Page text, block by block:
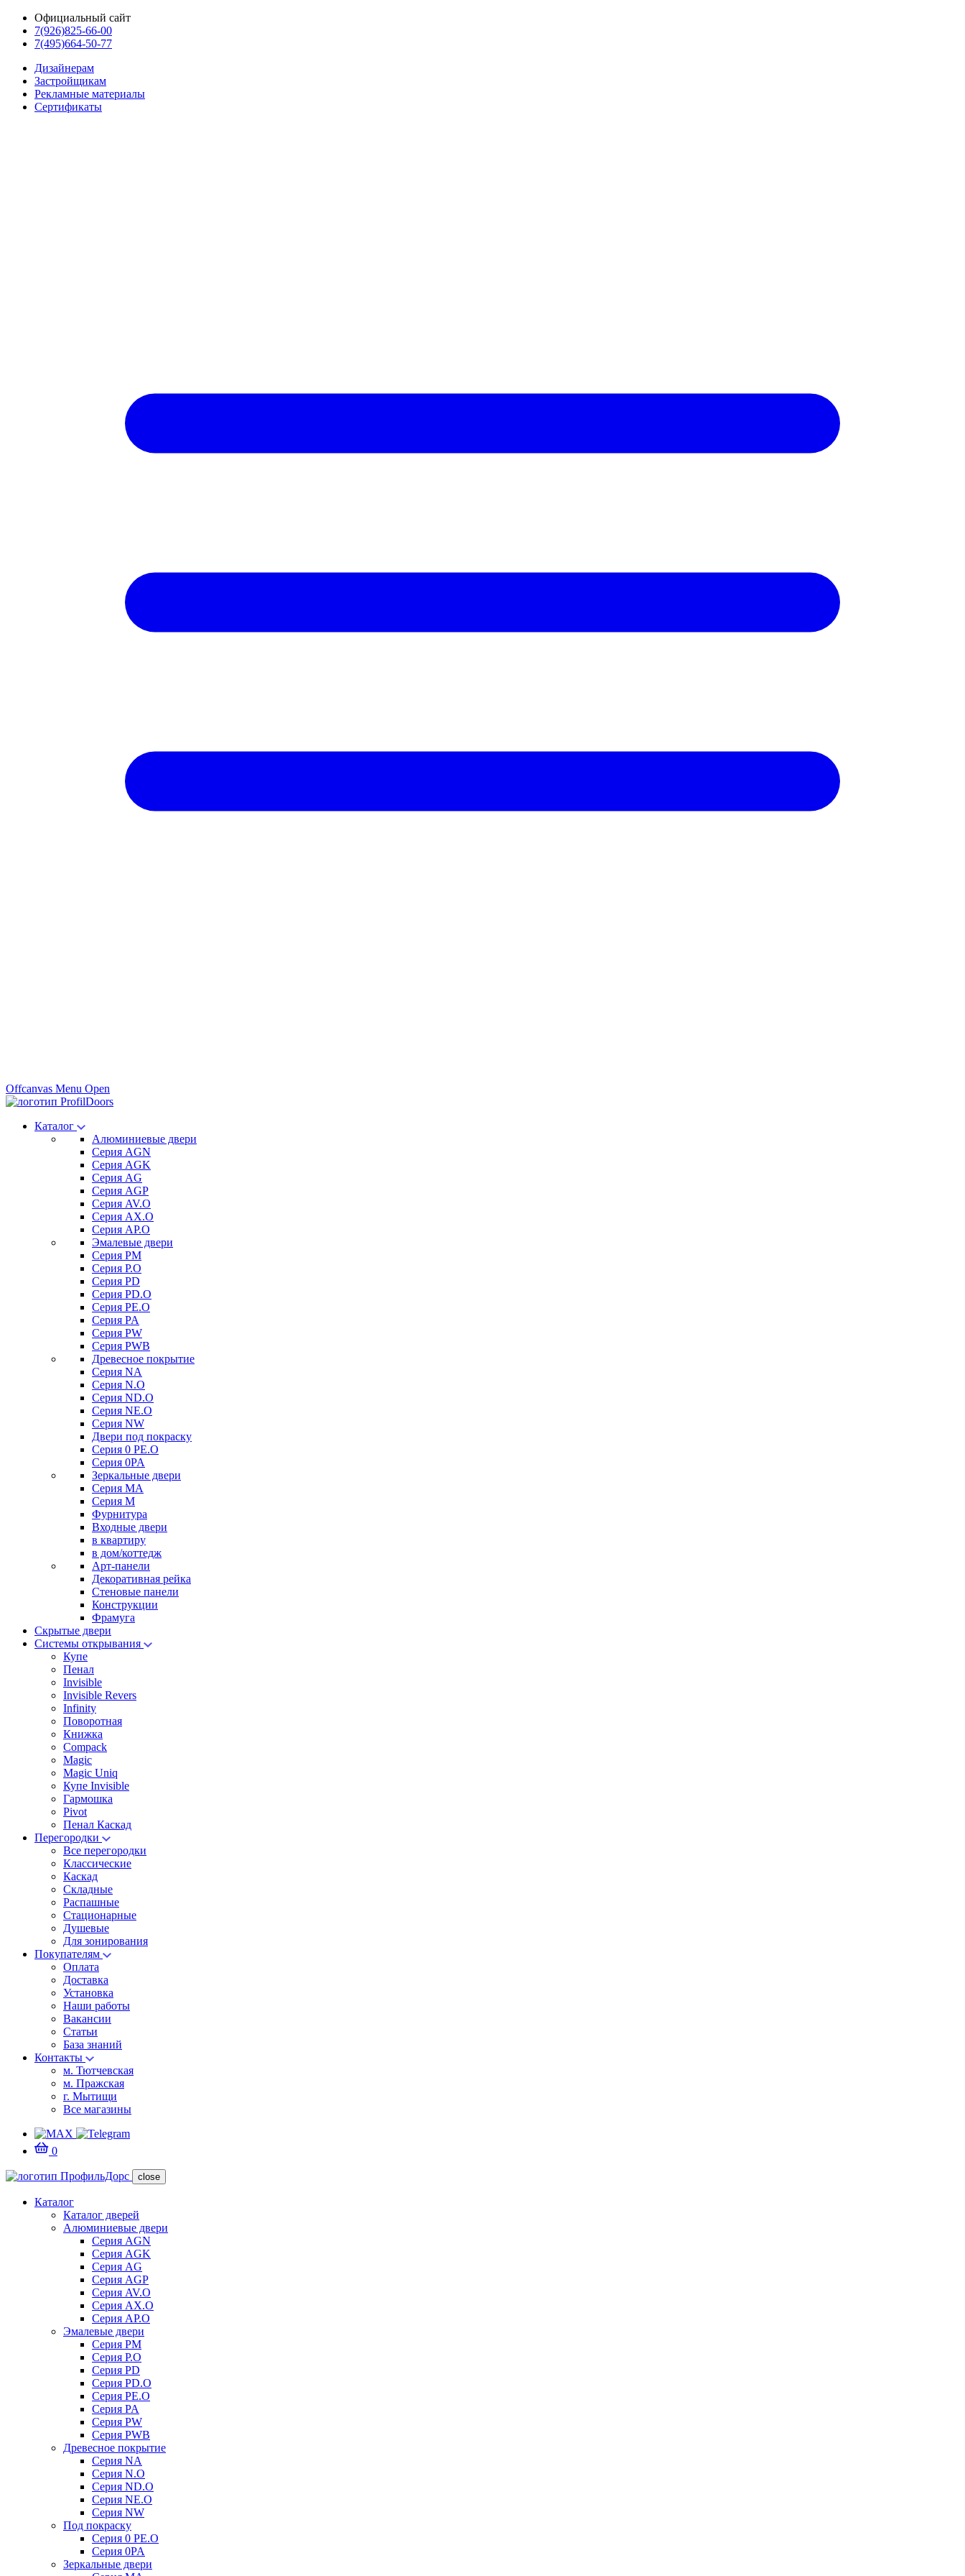
Официальный сайт
7(926)825-66-00
7(495)664-50-77
Дизайнерам
Застройщикам
Рекламные материалы
Сертификаты
Offcanvas Menu Open
Каталог
Алюминиевые двери
Серия AGN
Серия AGK
Серия AG
Серия AGP
Серия AV.O
Серия AX.O
Серия AP.O
Эмалевые двери
Серия PM
Серия P.O
Серия PD
Серия PD.O
Серия PE.O
Серия PA
Серия PW
Серия PWB
Древесное покрытие
Серия NA
Серия N.O
Серия ND.O
Серия NE.O
Серия NW
Двери под покраску
Серия 0 PE.O
Серия 0PA
Зеркальные двери
Серия MA
Серия M
Фурнитура
Входные двери
в квартиру
в дом/коттедж
Арт-панели
Декоративная рейка
Стеновые панели
Конструкции
Фрамуга
Скрытые двери
Системы открывания
Купе
Пенал
Invisible
Invisible Revers
Infinity
Поворотная
Книжка
Compack
Magic
Magic Uniq
Купе Invisible
Гармошка
Pivot
Пенал Каскад
Перегородки
Все перегородки
Классические
Каскад
Складные
Распашные
Стационарные
Душевые
Для зонирования
Покупателям
Оплата
Доставка
Установка
Наши работы
Вакансии
Статьи
База знаний
Контакты
м. Тютчевская
м. Пражская
г. Мытищи
Все магазины
0
close
Каталог
Каталог дверей
Алюминиевые двери
Серия AGN
Серия AGK
Серия AG
Серия AGP
Серия AV.O
Серия AX.O
Серия AP.O
Эмалевые двери
Серия PM
Серия P.O
Серия PD
Серия PD.O
Серия PE.O
Серия PA
Серия PW
Серия PWB
Древесное покрытие
Серия NA
Серия N.O
Серия ND.O
Серия NE.O
Серия NW
Под покраску
Серия 0 PE.O
Серия 0PA
Зеркальные двери